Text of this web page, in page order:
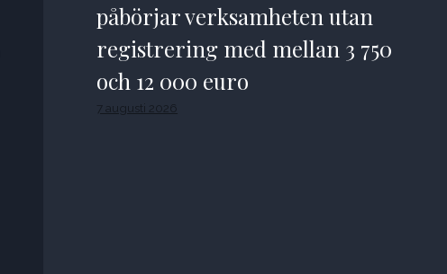
påbörjar verksamheten utan
registrering med mellan 3 750
och 12 000 euro
7 augusti 2026